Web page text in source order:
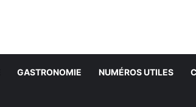
GASTRONOMIE NUMÉROS UTILES